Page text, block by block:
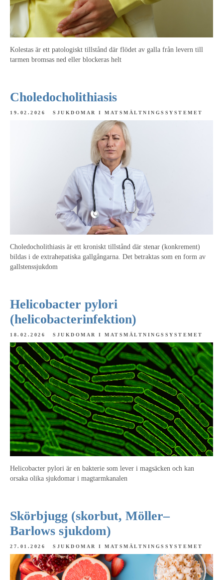
Kolestas är ett patologiskt tillstånd där flödet av galla från levern till
tarmen bromsas ned eller blockeras helt
Choledocholithiasis
19.02.2026 SJUKDOMAR I MATSMÄLTNINGSSYSTEMET
Choledocholithiasis är ett kroniskt tillstånd där stenar (konkrement)
bildas i de extrahepatiska gallgångarna. Det betraktas som en form av
gallstenssjukdom
Helicobacter pylori
(helicobacterinfektion)
18.02.2026 SJUKDOMAR I MATSMÄLTNINGSSYSTEMET
Helicobacter pylori är en bakterie som lever i magsäcken och kan
orsaka olika sjukdomar i magtarmkanalen
Skörbjugg (skorbut, Möller–
Barlows sjukdom)
27.01.2026 SJUKDOMAR I MATSMÄLTNINGSSYSTEMET